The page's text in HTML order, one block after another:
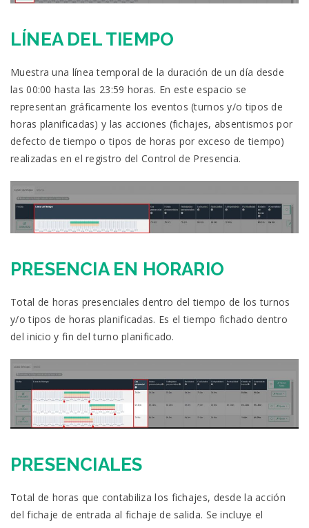
LÍNEA DEL TIEMPO
Muestra una línea temporal de la duración de un día desde
las 00:00 hasta las 23:59 horas. En este espacio se
representan gráficamente los eventos (turnos y/o tipos de
horas planificadas) y las acciones (fichajes, absentismos por
defecto de tiempo o tipos de horas por exceso de tiempo)
realizadas en el registro del Control de Presencia.
PRESENCIA EN HORARIO
Total de horas presenciales dentro del tiempo de los turnos
y/o tipos de horas planificadas. Es el tiempo fichado dentro
del inicio y fin del turno planificado.
PRESENCIALES
Total de horas que contabiliza los fichajes, desde la acción
del fichaje de entrada al fichaje de salida. Se incluye el